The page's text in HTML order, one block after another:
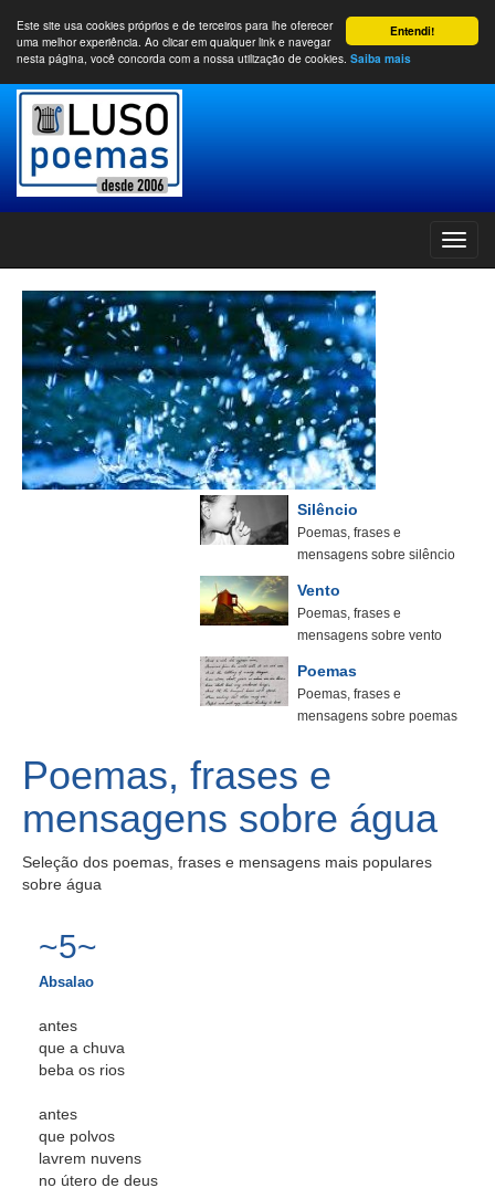
Entendi!
Este site usa cookies próprios e de terceiros para lhe oferecer
uma melhor experiência. Ao clicar em qualquer link e navegar
nesta página, você concorda com a nossa utilização de cookies. Saiba mais
Silêncio
Poemas, frases e
mensagens sobre silêncio
Vento
Poemas, frases e
mensagens sobre vento
Poemas
Poemas, frases e
mensagens sobre poemas
Poemas, frases e
mensagens sobre água
Seleção dos poemas, frases e mensagens mais populares
sobre água
~5~
Absalao
antes
que a chuva
beba os rios
antes
que polvos
lavrem nuvens
no útero de deus